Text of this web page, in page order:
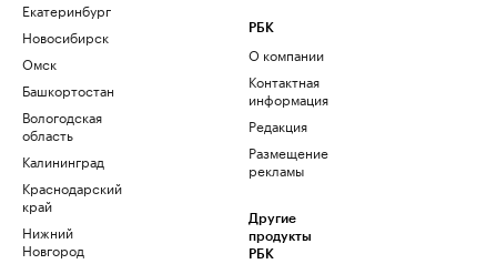
Екатеринбург
Новосибирск
Омск
Башкортостан
Вологодская
область
Калининград
Краснодарский
край
Нижний
Новгород
РБК
О компании
Контактная
информация
Редакция
Размещение
рекламы
Другие
продукты
РБК